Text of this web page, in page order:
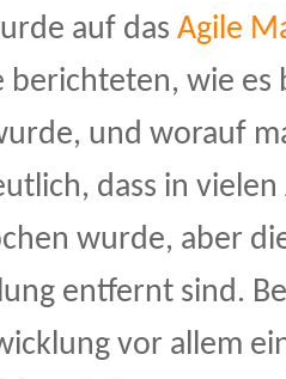
auf das Agile
berichteten, wie es
und worauf
dass in
wurde, aber
entfernt sind.
vor allem